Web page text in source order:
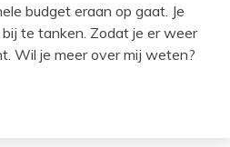
budget eraan op gaat. Je
te tanken. Zodat je er weer
Wil je meer over mij weten?